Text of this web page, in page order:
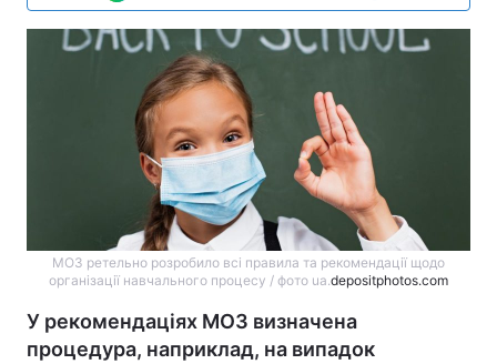
МОЗ ретельно розробило всі правила та рекомендації щодо
організації навчального процесу / фото ua.depositphotos.com
У рекомендаціях МОЗ визначена
процедура, наприклад, на випадок